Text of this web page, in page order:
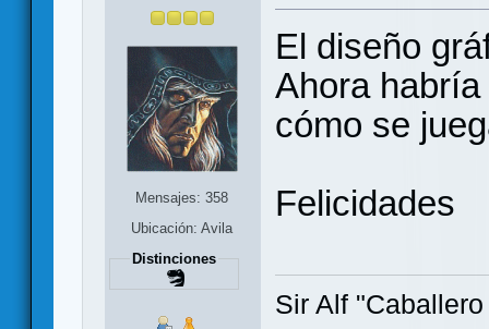
Mensajes: 358
Ubicación: Avila
Distinciones
El diseño
Ahora
cómo se
Felicidades
Sir Alf